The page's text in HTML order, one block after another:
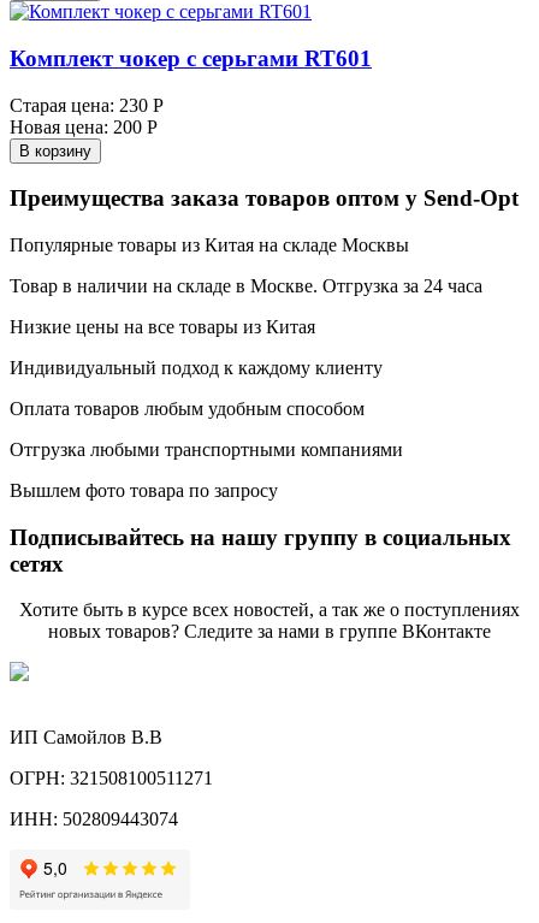
Комплект чокер с серьгами RT601
Старая цена: 230 Р
Новая цена: 200 Р
В корзину
Преимущества заказа товаров оптом у Send-Opt
Популярные товары из Китая на складе Москвы
Товар в наличии на складе в Москве. Отгрузка за 24 часа
Низкие цены на все товары из Китая
Индивидуальный подход к каждому клиенту
Оплата товаров любым удобным способом
Отгрузка любыми транспортными компаниями
Вышлем фото товара по запросу
Подписывайтесь на нашу группу в социальных
сетях
Хотите быть в курсе всех новостей, а так же о поступлениях
новых товаров? Следите за нами в группе ВКонтакте
ИП Самойлов В.В
ОГРН: 321508100511271
ИНН: 502809443074